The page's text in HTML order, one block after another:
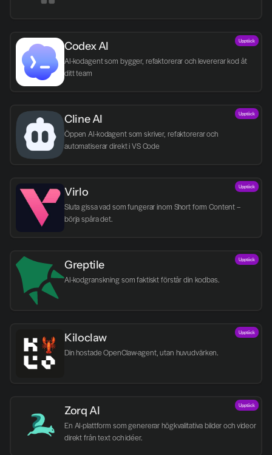
Codex AI
AI-kodagent som bygger, refaktorerar och levererar kod åt
ditt team
Upptäck
Cline AI
Öppen AI-kodagent som skriver, refaktorerar och
automatiserar direkt i VS Code
Upptäck
Virlo
Sluta gissa vad som fungerar inom Short form Content –
börja spåra det.
Upptäck
Greptile
AI-kodgranskning som faktiskt förstår din kodbas.
Upptäck
Kiloclaw
Din hostade OpenClaw-agent, utan huvudvärken.
Upptäck
Zorq AI
En AI-plattform som genererar högkvalitativa bilder och videor
direkt från text och idéer.
Upptäck